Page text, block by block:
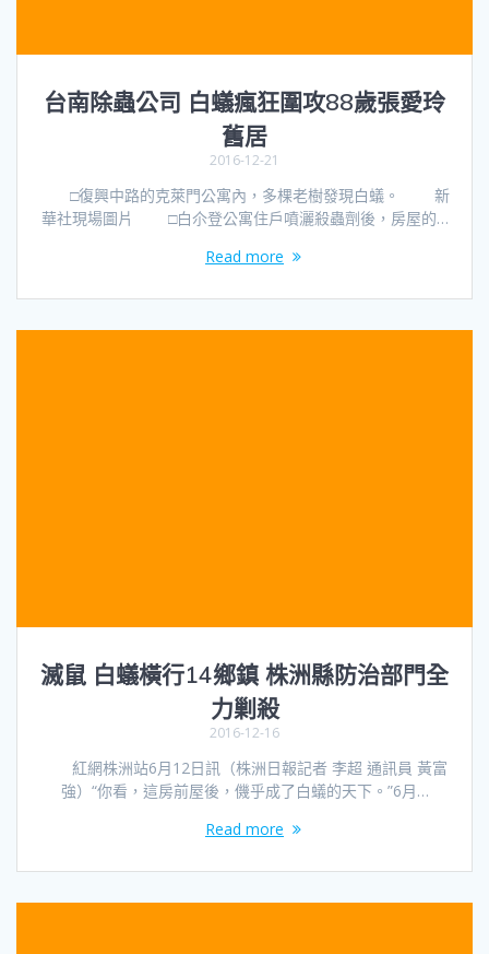
台南除蟲公司 白蟻瘋狂圍攻88歲張愛玲
舊居
2016-12-21
□復興中路的克萊門公寓內，多棵老樹發現白蟻。 新
華社現場圖片 □白尒登公寓住戶噴灑殺蟲劑後，房屋的…
Read more
滅鼠 白蟻橫行14鄉鎮 株洲縣防治部門全
力剿殺
2016-12-16
紅網株洲站6月12日訊（株洲日報記者 李超 通訊員 黃富
強）“你看，這房前屋後，僟乎成了白蟻的天下。”6月…
Read more